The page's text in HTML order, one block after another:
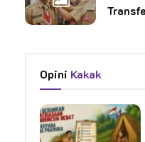
Opini Kakak